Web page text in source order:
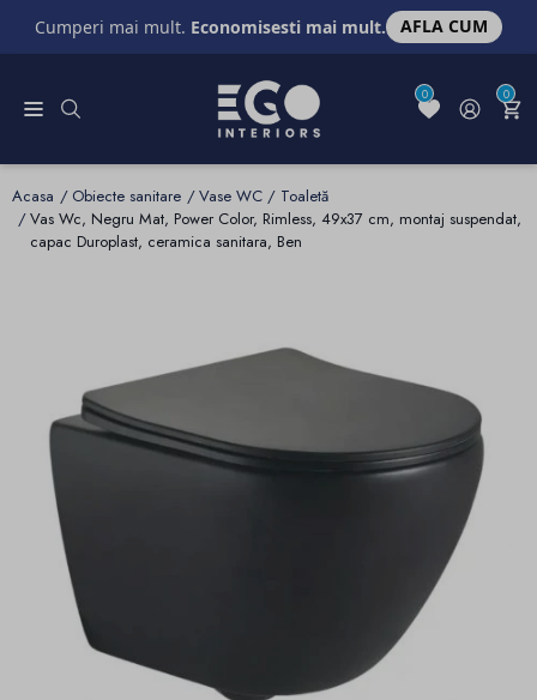
Cumperi mai mult. Economisesti mai mult. AFLA CUM
0 0
Acasa Obiecte sanitare
Vase WC / Toaletă
Vas Wc, Negru Mat, Power Color, Rimless, 49x37 cm, montaj suspendat,
capac Duroplast, ceramica sanitara, Ben